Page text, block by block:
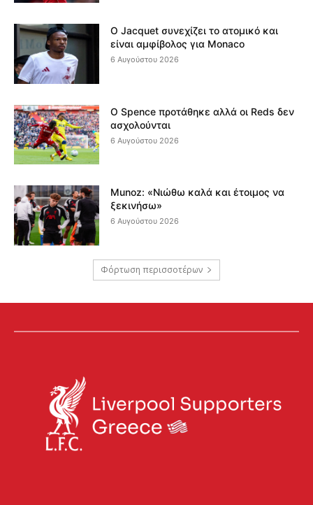
Ο Jacquet συνεχίζει το ατομικό και
είναι αμφίβολος για Monaco
6 Αυγούστου 2026
Ο Spence προτάθηκε αλλά οι Reds δεν
ασχολούνται
6 Αυγούστου 2026
Munoz: «Νιώθω καλά και έτοιμος να
ξεκινήσω»
6 Αυγούστου 2026
Φόρτωση περισσοτέρων